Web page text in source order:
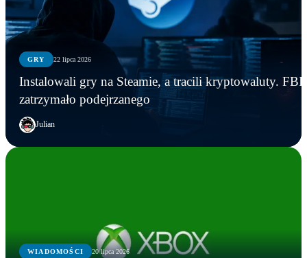
GRY 22 lipca 2026
Instalowali gry na Steamie, a tracili kryptowaluty. FBI
zatrzymało podejrzanego
Julian
WIADOMOŚCI 20 lipca 2026